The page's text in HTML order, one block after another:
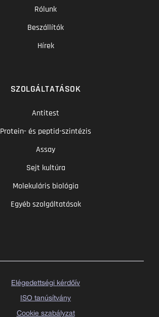
Rólunk
Beszállítók
Hírek
SZOLGÁLTATÁSOK
Antitest
Protein- és peptid-szintézis
Assay
Sejt kultúra
Molekuláris biológia
Egyéb szolgáltatások
Elégedettségi kérdőív
ISO tanúsítvány
Cookie szabályzat